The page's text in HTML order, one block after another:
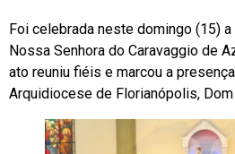
Foi celebrada neste domingo (15)
Nossa Senhora do Caravaggio de
ato reuniu fiéis e marcou a
Arquidiocese de Florianópolis,